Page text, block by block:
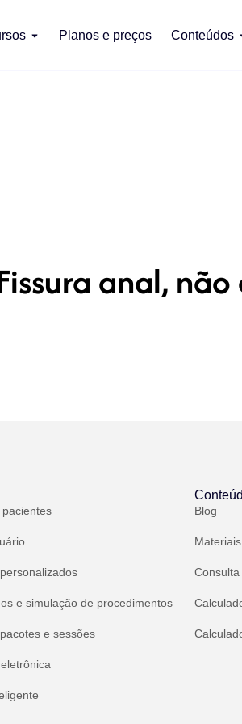
Planos e preços Conteúdos
anal,
e simulação de procedimentos
e sessões
Blog